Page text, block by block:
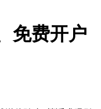
免费开户